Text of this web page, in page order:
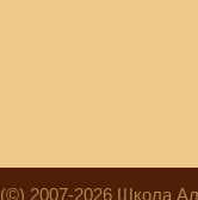
(©) 2007-2026 Школа